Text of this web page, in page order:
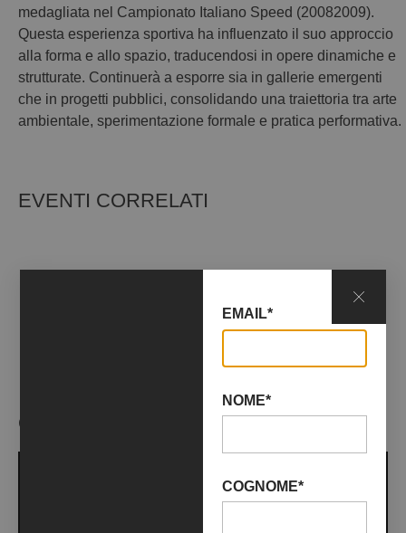
medagliata nel Campionato Italiano Speed (20082009).
Questa esperienza sportiva ha influenzato il suo approccio
alla forma e allo spazio, traducendosi in opere dinamiche e
strutturate. Continuerà a esporre sia in gallerie emergenti
che in progetti pubblici, consolidando una traiettoria tra arte
ambientale, sperimentazione formale e pratica performativa.
EVENTI CORRELATI
OPERE ARTISTA
EMAIL*
NOME*
COGNOME*